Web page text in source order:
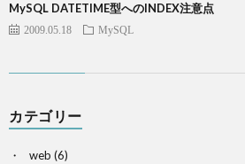
MySQL DATETIME型へのINDEX注意点
2009.05.18 MySQL
カテゴリー
web (6)